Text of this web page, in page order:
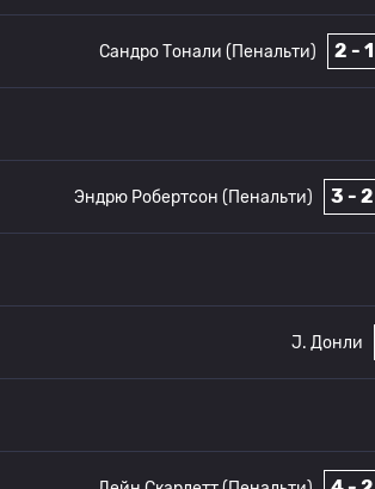
2 - 1
Сандро Тонали (Пенальти)
3 - 2
Эндрю Робертсон (Пенальти)
J. Донли